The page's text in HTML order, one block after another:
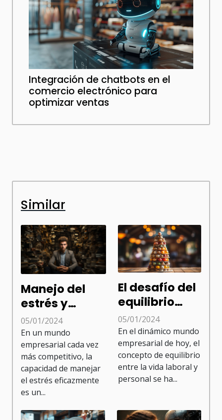
Integración de chatbots en el
comercio electrónico para
optimizar ventas
Similar
Manejo del
estrés y
productividad
en el sector
05/01/2024
En un mundo
empresarial cada vez
más competitivo, la
capacidad de manejar
el estrés eficazmente
es un...
El desafío del
equilibrio
trabajo-vida
en el sector
05/01/2024
En el dinámico mundo
empresarial de hoy, el
concepto de equilibrio
entre la vida laboral y
personal se ha...